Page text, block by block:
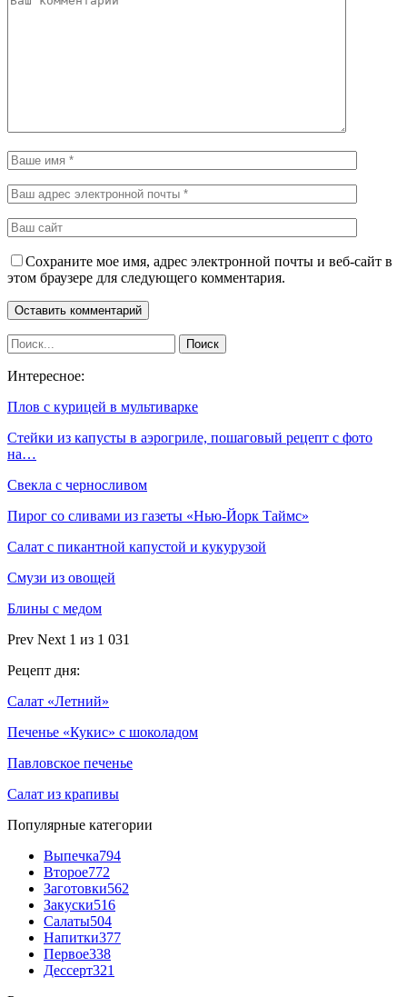
Сохраните мое имя, адрес электронной почты и веб-сайт в
этом браузере для следующего комментария.
Интересное:
Плов с курицей в мультиварке
Стейки из капусты в аэрогриле, пошаговый рецепт с фото
на…
Свекла с черносливом
Пирог со сливами из газеты «Нью-Йорк Таймс»
Салат с пикантной капустой и кукурузой
Смузи из овощей
Блины с медом
Prev Next 1 из 1 031
Рецепт дня:
Салат «Летний»
Печенье «Кукис» с шоколадом
Павловское печенье
Салат из крапивы
Популярные категории
Выпечка794
Второе772
Заготовки562
Закуски516
Салаты504
Напитки377
Первое338
Дессерт321